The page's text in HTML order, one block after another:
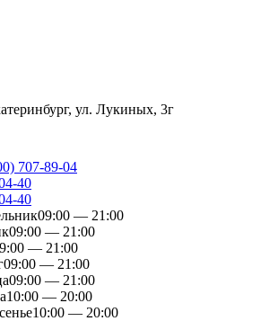
ул. Лукиных, 3г
707-89-04
40
40
09:00 — 21:00
09:00 — 21:00
— 21:00
09:00 — 21:00
09:00 — 21:00
10:00 — 20:00
10:00 — 20:00